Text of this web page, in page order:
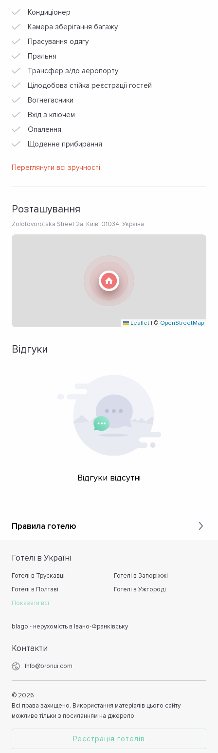
Кондиціонер
Камера зберігання багажу
Прасування одягу
Пральня
Трансфер з/до аеропорту
Цілодобова стійка реєстрації гостей
Вогнегасники
Вхід з ключем
Опалення
Щоденне прибирання
Переглянути всі зручності
Розташування
Zolotovorotska Street 2a, Київ, 01034, Україна
Leaflet | © OpenStreetMap
Відгуки
Відгуки відсутні
Правила готелю
Готелі в Україні
Готелі в Трускавці
Готелі в Запоріжжі
Готелі в Полтаві
Готелі в Ужгороді
Показати всі
blago - нерухомість в Івано-Франківську
Контакти
Info@bronui.com
© 2026
Всі права захищено. Використання матеріалів цього сайту
можливе тільки з посиланням на джерело.
Реєстрація готелів